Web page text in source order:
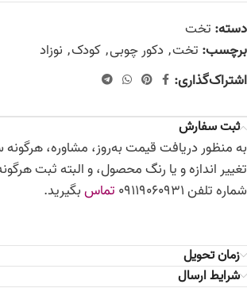
دسته: تخت
برچسب: تخت, دکور چوبی, کودک, نوزاد
اشتراک‌گذاری:
ثبت سفارش
به منظور دریافت قیمت به‌روز، مشاوره، هرگونه
تغییر اندازه و یا رنگ محصول، و البته ثبت
شماره تلفن 09119060931
تماسبگیرید.
زمان تحویل
شرایط ارسال